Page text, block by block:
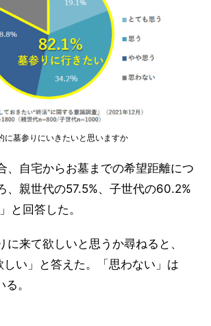
に墓参りにいきたいと思いますか
、自宅からお墓までの希望距離につ
、親世代の57.5%、子世代の60.2%
と回答した。
に来て欲しいと思うか尋ねると、
しい」と答えた。「思わない」は
。